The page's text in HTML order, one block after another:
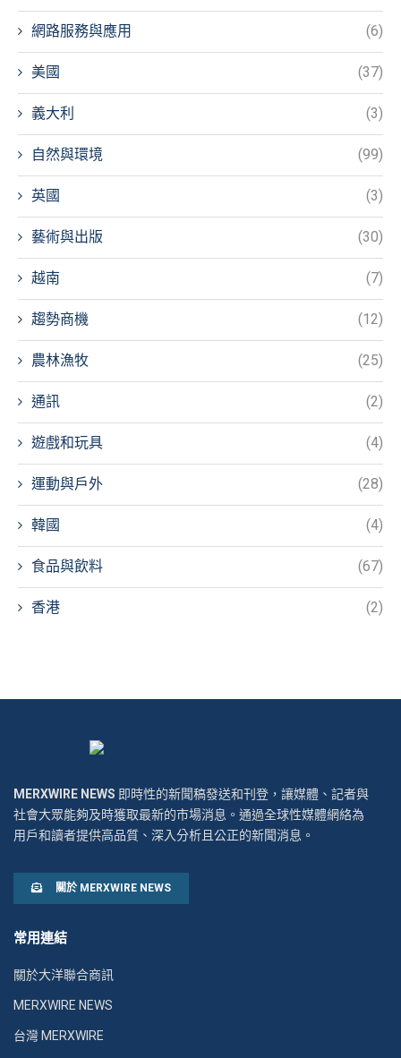
網路服務與應用 (6)
美國 (37)
義大利 (3)
自然與環境 (99)
英國 (3)
藝術與出版 (30)
越南 (7)
趨勢商機 (12)
農林漁牧 (25)
通訊 (2)
遊戲和玩具 (4)
運動與戶外 (28)
韓國 (4)
食品與飲料 (67)
香港 (2)
MERXWIRE NEWS 即時性的新聞稿發送和刊登，讓媒體、記者與
社會大眾能夠及時獲取最新的市場消息。通過全球性媒體網絡為
用戶和讀者提供高品質、深入分析且公正的新聞消息。
關於 MERXWIRE NEWS
常用連結
關於大洋聯合商訊
MERXWIRE NEWS
台灣 MERXWIRE